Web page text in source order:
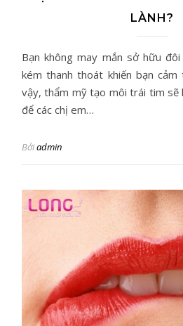
LÀNH?
Bạn không may mắn sở hữu
kém thanh thoát khiến bạn
vậy, thẩm mỹ tạo môi trái tim sẽ
để các chị em…
Bởiadmin